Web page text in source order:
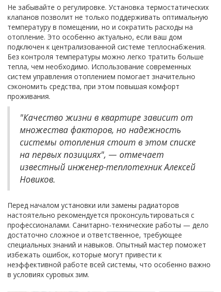
Не забывайте о регулировке. Установка термостатических
клапанов позволит не только поддерживать оптимальную
температуру в помещении, но и сократить расходы на
отопление. Это особенно актуально, если ваш дом
подключен к централизованной системе теплоснабжения.
Без контроля температуры можно легко тратить больше
тепла, чем необходимо. Использование современных
систем управления отоплением помогает значительно
сэкономить средства, при этом повышая комфорт
проживания.
"Качество жизни в квартире зависит от
множества факторов, но надежность
системы отопления стоит в этом списке
на первых позициях", — отмечает
известный инженер-теплотехник Алексей
Новиков.
Перед началом установки или замены радиаторов
настоятельно рекомендуется проконсультироваться с
профессионалами. Санитарно-технические работы — дело
достаточно сложное и ответственное, требующее
специальных знаний и навыков. Опытный мастер поможет
избежать ошибок, которые могут привести к
неэффективной работе всей системы, что особенно важно
в условиях суровых зим.